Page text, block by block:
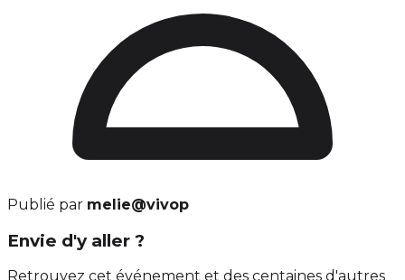
Publié par melie@vivop
Envie d'y aller ?
Retrouvez cet événement et des centaines d'autres